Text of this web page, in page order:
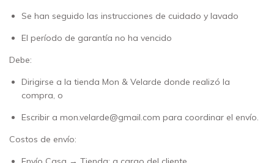
Se han seguido las instrucciones de cuidado y lavado
El período de garantía no ha vencido
Debe:
Dirigirse a la tienda Mon & Velarde donde realizó la
compra, o
Escribir a mon.velarde@gmail.com para coordinar el envío.
Costos de envío: